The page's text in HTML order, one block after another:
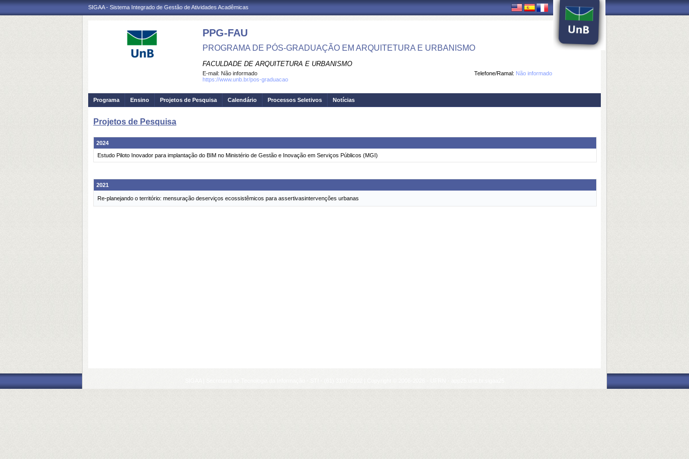
SIGAA - Sistema Integrado de Gestão de Atividades Acadêmicas
PPG-FAU
PROGRAMA DE PÓS-GRADUAÇÃO EM ARQUITETURA E URBANISMO
FACULDADE DE ARQUITETURA E URBANISMO
Telefone/Ramal: Não informado
E-mail: Não informado
https://www.unb.br/pos-graduacao
Programa Ensino Projetos de Pesquisa Calendário Processos Seletivos Notícias
Projetos de Pesquisa
2024
Estudo Piloto Inovador para implantação do BIM no Ministério de Gestão e Inovação em Serviços Públicos (MGI)
2021
Re-planejando o território: mensuração deserviços ecossistêmicos para assertivasintervenções urbanas